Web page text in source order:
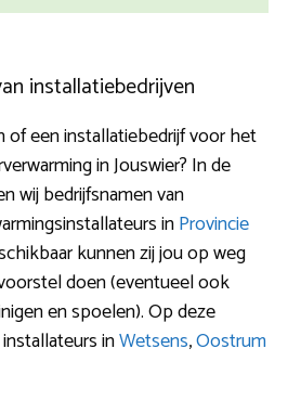
installatiebedrijven
of een installatiebedrijf voor het
in Jouswier? In de
wij bedrijfsnamen van
inProvincie
kunnen zij jou op weg
doen (eventueel ook
en spoelen). Op deze
inWetsens,Oostrum